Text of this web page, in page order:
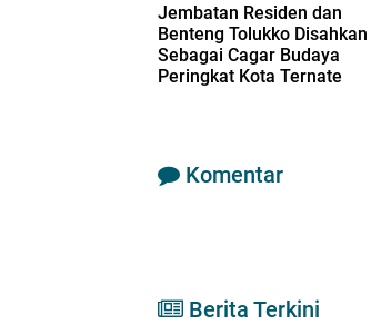
Jembatan Residen dan
Benteng Tolukko Disahkan
Sebagai Cagar Budaya
Peringkat Kota Ternate
Komentar
Berita Terkini